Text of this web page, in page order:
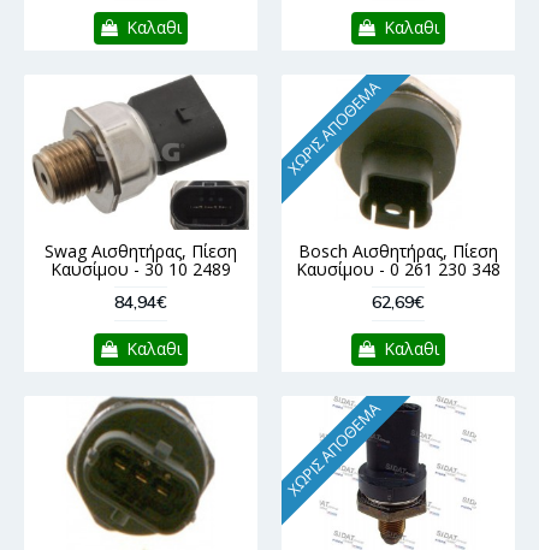
Καλαθι Καλαθι
Swag Αισθητήρας, Πίεση
Καυσίμου - 30 10 2489
84,94€
Καλαθι
ΧΩΡΊΣ ΑΠΌΘΕΜΑ
Bosch Αισθητήρας, Πίεση
Καυσίμου - 0 261 230 348
62,69€
Καλαθι
ΧΩΡΊΣ ΑΠΌΘΕΜΑ